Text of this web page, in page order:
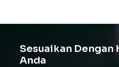
Sesuaikan Dengan
Anda